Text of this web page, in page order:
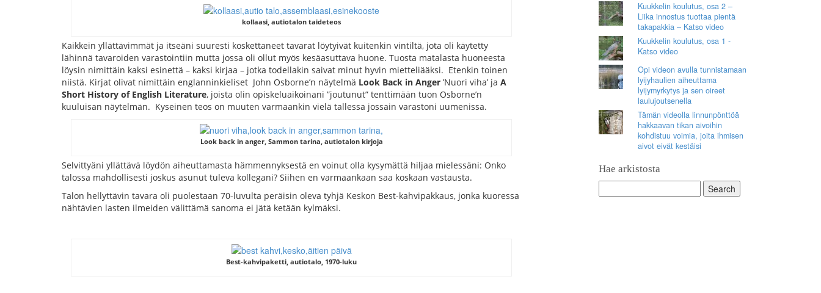
kollaasi, autiotalon taideteos
Kaikkein yllättävimmät ja itseäni suuresti koskettaneet tavarat löytyivät kuitenkin vintiltä, jota oli käytetty
lähinnä tavaroiden varastointiin mutta jossa oli ollut myös kesäasuttava huone. Tuosta matalasta huoneesta
löysin nimittäin kaksi esinettä – kaksi kirjaa – jotka todellakin saivat minut hyvin mietteliääksi. Etenkin toinen
niistä. Kirjat olivat nimittäin englanninkieliset John Osborne’n näytelmä Look Back in Anger ’Nuori viha’ ja A
Short History of English Literature, joista olin opiskeluaikoinani ”joutunut” tenttimään tuon Osborne’n
kuuluisan näytelmän. Kyseinen teos on muuten varmaankin vielä tallessa jossain varastoni uumenissa.
Look back in anger, Sammon tarina, autiotalon kirjoja
Selvittyäni yllättävä löydön aiheuttamasta hämmennyksestä en voinut olla kysymättä hiljaa mielessäni: Onko
talossa mahdollisesti joskus asunut tuleva kollegani? Siihen en varmaankaan saa koskaan vastausta.
Talon hellyttävin tavara oli puolestaan 70-luvulta peräisin oleva tyhjä Keskon Best-kahvipakkaus, jonka kuoressa
nähtävien lasten ilmeiden välittämä sanoma ei jätä ketään kylmäksi.
Best-kahvipaketti, autiotalo, 1970-luku
Kuukkelin koulutus, osa 2 –
Liika innostus tuottaa pientä
takapakkia – Katso video
Kuukkelin koulutus, osa 1 -
Katso video
Opi videon avulla tunnistamaan
lyijyhaulien aiheuttama
lyijymyrkytys ja sen oireet
laulujoutsenella
Tämän videolla linnunpönttöä
hakkaavan tikan aivoihin
kohdistuu voimia, joita ihmisen
aivot eivät kestäisi
Hae arkistosta
for: